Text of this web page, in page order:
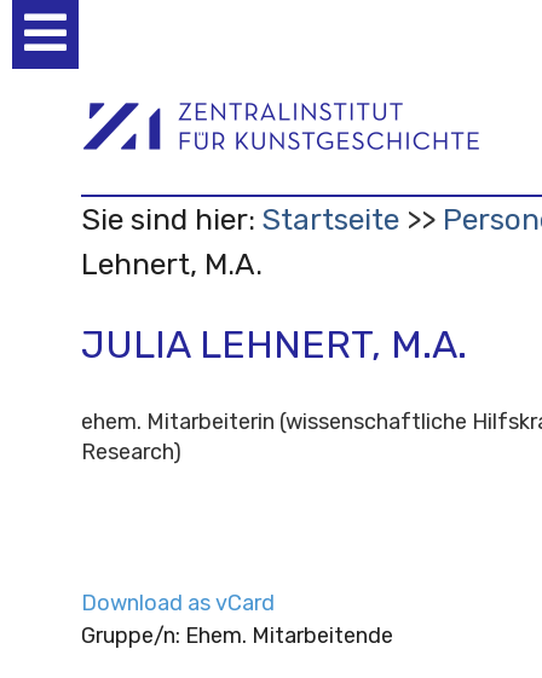
Werkzeuge
Sie sind hier: Startseite
Lehnert, M.A.
JULIA LEHNERT, M.A.
ehem. Mitarbeiterin (wissenschaftliche
Research)
Download as vCard
Gruppe/n: Ehem. Mitarbeitende